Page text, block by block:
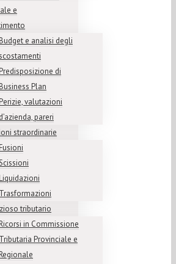
e
e analisi degli
di
Plan
valutazioni
d’azienda, pareri
straordinarie
Trasformazioni
tributario
in Commissione
Tributaria Provinciale e